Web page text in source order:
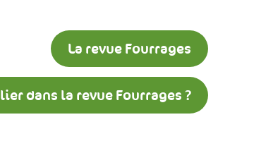
La revue Fourrages
dans la revue Fourrages ?